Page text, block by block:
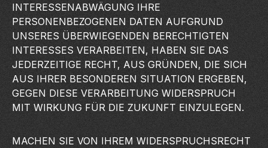
INTERESSENABWÄGUNG IHRE
PERSONENBEZOGENEN DATEN AUFGRUND
UNSERES ÜBERWIEGENDEN BERECHTIGTEN
INTERESSES VERARBEITEN, HABEN SIE DAS
JEDERZEITIGE RECHT, AUS GRÜNDEN, DIE SICH
AUS IHRER BESONDEREN SITUATION ERGEBEN,
GEGEN DIESE VERARBEITUNG WIDERSPRUCH
MIT WIRKUNG FÜR DIE ZUKUNFT EINZULEGEN.
MACHEN SIE VON IHREM WIDERSPRUCHSRECHT